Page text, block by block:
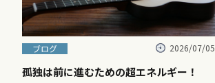
ブログ 2026/07/05
孤独は前に進むための超エネルギー！